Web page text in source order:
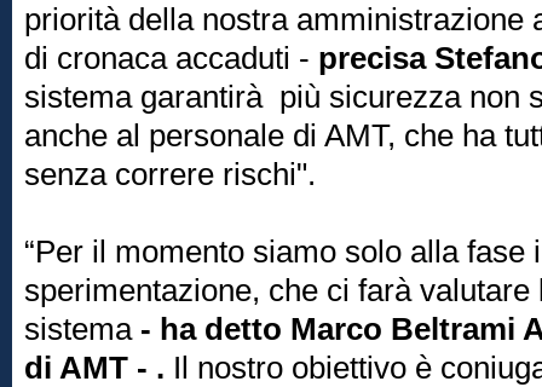
priorità della nostra amministrazione
di cronaca accaduti - precisa
sistema garantirà più sicurezza non
anche al personale di AMT, che ha
senza correre rischi".
“Per il momento siamo solo alla fase
sperimentazione, che ci farà valutare
sistema - ha detto Marco Beltrami
di AMT - . Il nostro obiettivo è